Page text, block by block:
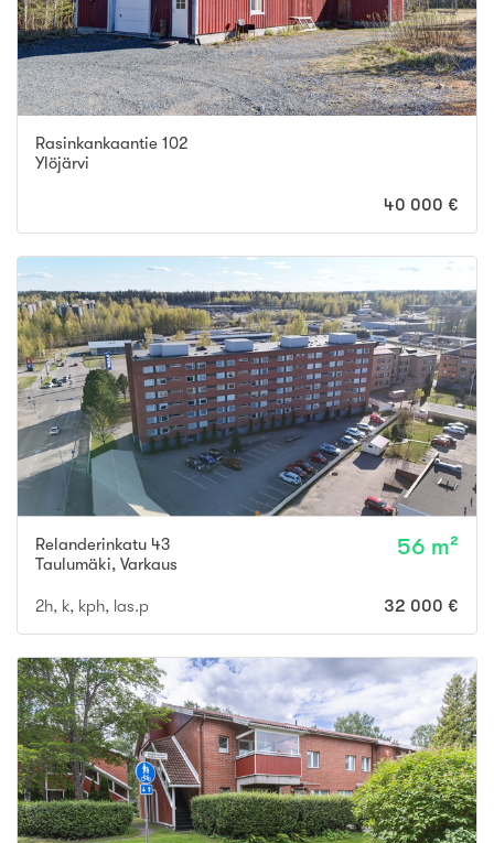
Rasinkankaantie 102
Ylöjärvi
40 000 €
Relanderinkatu 43
Taulumäki, Varkaus
56 m²
2h, k, kph, las.p 32 000 €